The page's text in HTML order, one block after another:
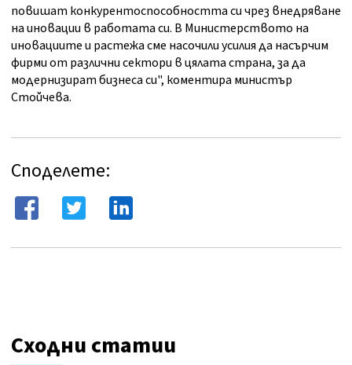
повишат конкурентоспособността си чрез внедряване
на иновации в работата си. В Министерството на
иновациите и растежа сме насочили усилия да насърчим
фирми от различни сектори в цялата страна, за да
модернизират бизнеса си", коментира министър
Стойчева.
Споделете:
Сходни статии